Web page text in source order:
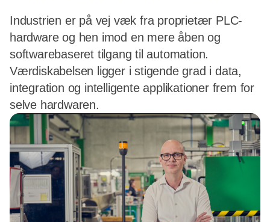
Industrien er på vej væk fra proprietær PLC-
hardware og hen imod en mere åben og
softwarebaseret tilgang til automation.
Værdiskabelsen ligger i stigende grad i data,
integration og intelligente applikationer frem for
selve hardwaren.